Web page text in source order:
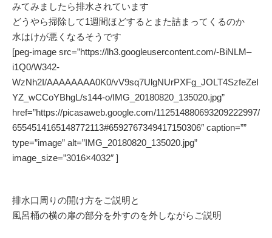
みてみましたら排水されています
どうやら掃除して1週間ほどするとまた詰まってくるのか
水はけが悪くなるそうです
[peg-image src=”https://lh3.googleusercontent.com/-BiNLM–
i1Q0/W342-
WzNh2I/AAAAAAAA0K0/vV9sq7UlgNUrPXFg_JOLT4SzfeZeI
YZ_wCCoYBhgL/s144-o/IMG_20180820_135020.jpg”
href=”https://picasaweb.google.com/112514880693209222997/
6554514165148772113#6592767349417150306″ caption=””
type=”image” alt=”IMG_20180820_135020.jpg”
image_size=”3016×4032″ ]
排水口周りの開け方をご説明と
風呂桶の横の扉の部分を外すのを外しながらご説明